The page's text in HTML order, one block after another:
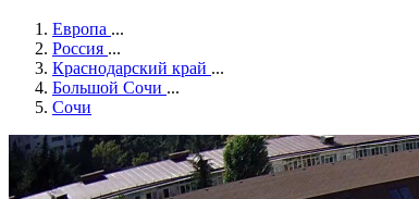
Европа ...
Россия ...
Краснодарский край ...
Большой Сочи ...
Сочи